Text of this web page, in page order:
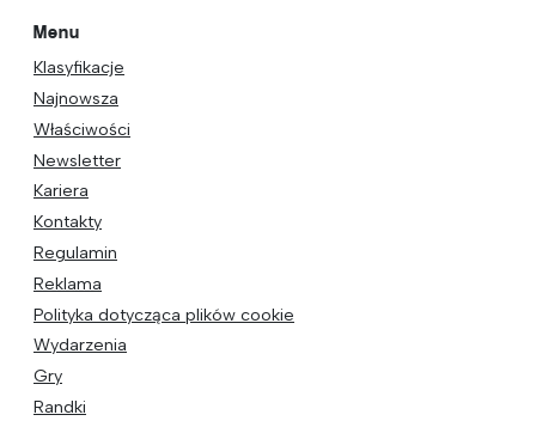
Menu
Klasyfikacje
Najnowsza
Właściwości
Newsletter
Kariera
Kontakty
Regulamin
Reklama
Polityka dotycząca plików cookie
Wydarzenia
Gry
Randki